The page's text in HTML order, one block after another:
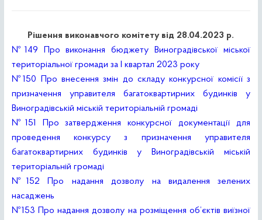
Рішення виконавчого комітету від 28.04.2023 р.
№149 Про виконання бюджету Виноградівської міської
територіальної громади за І квартал 2023 року
№150 Про внесення змін до складу конкурсної комісії з
призначення управителя багатоквартирних будинків у
Виноградівській міській територіальній громаді
№151 Про затвердження конкурсної документації для
проведення конкурсу з призначення управителя
багатоквартирних будинків у Виноградівській міській
територіальній громаді
№152 Про надання дозволу на видалення зелених
насаджень
№153 Про надання дозволу на розміщення об’єктів виїзної